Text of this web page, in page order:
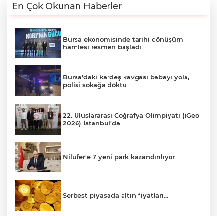
En Çok Okunan Haberler
Bursa ekonomisinde tarihi dönüşüm
hamlesi resmen başladı
Bursa'daki kardeş kavgası babayı yola,
polisi sokağa döktü
22. Uluslararası Coğrafya Olimpiyatı (iGeo
2026) İstanbul'da
Nilüfer'e 7 yeni park kazandırılıyor
Serbest piyasada altın fiyatları...